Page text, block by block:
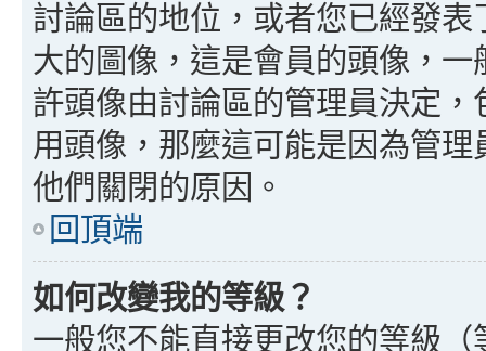
討論區的地位，或者您已經發
大的圖像，這是會員的頭像，
許頭像由討論區的管理員決定
用頭像，那麼這可能是因為管
他們關閉的原因。
回頂端
如何改變我的等級？
一般您不能直接更改您的等級